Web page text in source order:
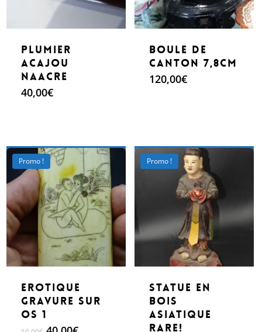
Plumier
acajou
naacre
40,00€
Make An Offer
Boule de
canton 7,8cm
120,00€
Make An Offer
Promo !
erotique
gravure sur
os 1
Promo !
Statue en
bois
Asiatique
Rare!